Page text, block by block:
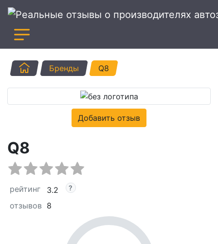
ГлавнаяБренды Q8
Добавить отзыв
Q8
рейтинг
3.2
отзывов 8